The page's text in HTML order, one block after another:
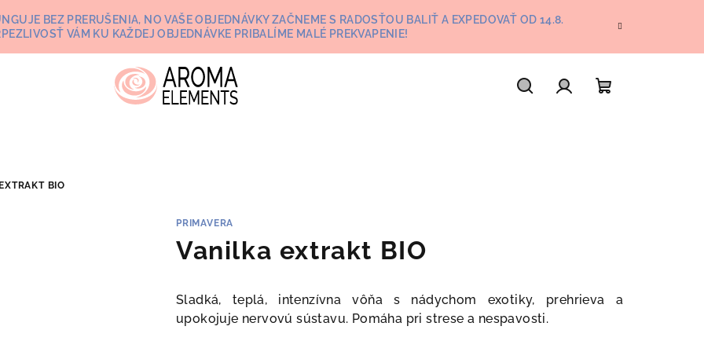
BEZ PRERUŠENIA, NO VAŠE OBJEDNÁVKY ZAČNEME S RADOSŤOU BALIŤ A EXPEDOVAŤ OD 14.8.
VÁM KU KAŽDEJ OBJEDNÁVKE PRIBALÍME MALÉ PREKVAPENIE!
BIO
PRIMAVERA
Vanilka extrakt BIO
Sladká, teplá, intenzívna vôňa s nádychom exotiky, prehrieva a
upokojuje nervovú sústavu. Pomáha pri strese a nespavosti.